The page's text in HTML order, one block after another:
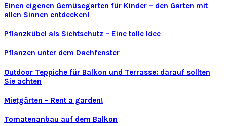
Einen eigenen Gemüsegarten für Kinder – den Garten mit
allen Sinnen entdecken!
Pflanzkübel als Sichtschutz – Eine tolle Idee
Pflanzen unter dem Dachfenster
Outdoor Teppiche für Balkon und Terrasse: darauf sollten
Sie achten
Mietgärten – Rent a garden!
Tomatenanbau auf dem Balkon